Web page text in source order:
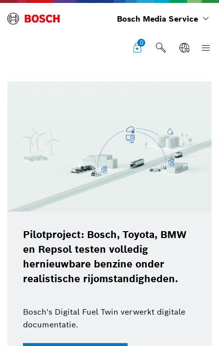
Bosch Media Service
0
Pilotproject: Bosch, Toyota, BMW
en Repsol testen volledig
hernieuwbare benzine onder
realistische rijomstandigheden.
Bosch's Digital Fuel Twin verwerkt digitale
documentatie.